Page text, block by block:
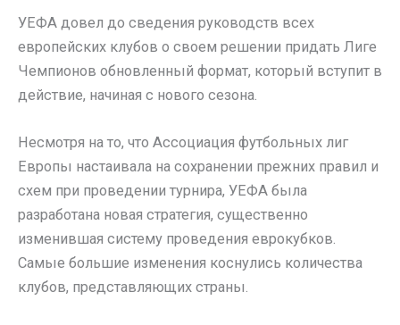
УЕФА довел до сведения руководств всех
европейских клубов о своем решении придать Лиге
Чемпионов обновленный формат, который вступит в
действие, начиная с нового сезона.
Несмотря на то, что Ассоциация футбольных лиг
Европы настаивала на сохранении прежних правил и
схем при проведении турнира, УЕФА была
разработана новая стратегия, существенно
изменившая систему проведения еврокубков.
Самые большие изменения коснулись количества
клубов, представляющих страны.